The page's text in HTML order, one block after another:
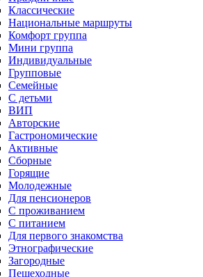
Классические
Национальные маршруты
Комфорт группа
Мини группа
Индивидуальные
Групповые
Семейные
С детьми
ВИП
Авторские
Гастрономические
Активные
Сборные
Горящие
Молодежные
Для пенсионеров
С проживанием
С питанием
Для первого знакомства
Этнографические
Загородные
Пешеходные